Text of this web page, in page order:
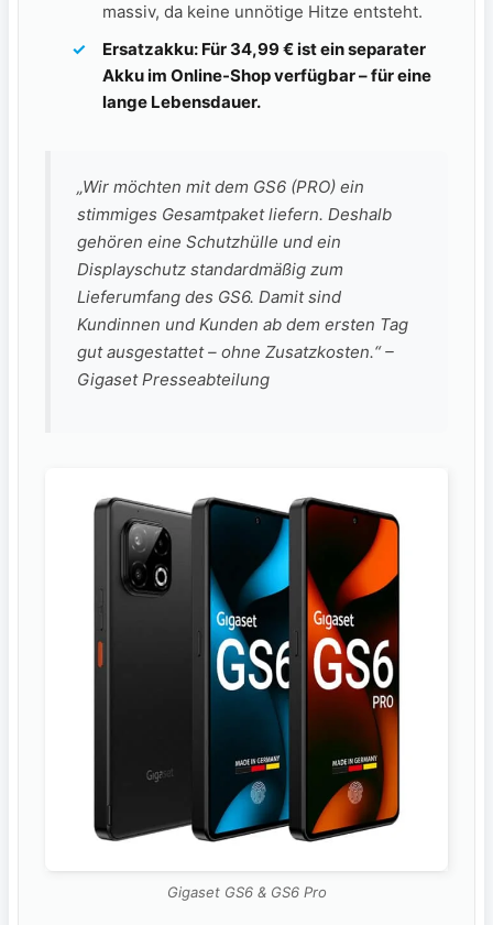
massiv, da keine unnötige Hitze entsteht.
Ersatzakku: Für 34,99 € ist ein separater
Akku im Online-Shop verfügbar – für eine
lange Lebensdauer.
„Wir möchten mit dem GS6 (PRO) ein
stimmiges Gesamtpaket liefern. Deshalb
gehören eine Schutzhülle und ein
Displayschutz standardmäßig zum
Lieferumfang des GS6. Damit sind
Kundinnen und Kunden ab dem ersten Tag
gut ausgestattet – ohne Zusatzkosten.“ –
Gigaset Presseabteilung
Gigaset GS6 & GS6 Pro